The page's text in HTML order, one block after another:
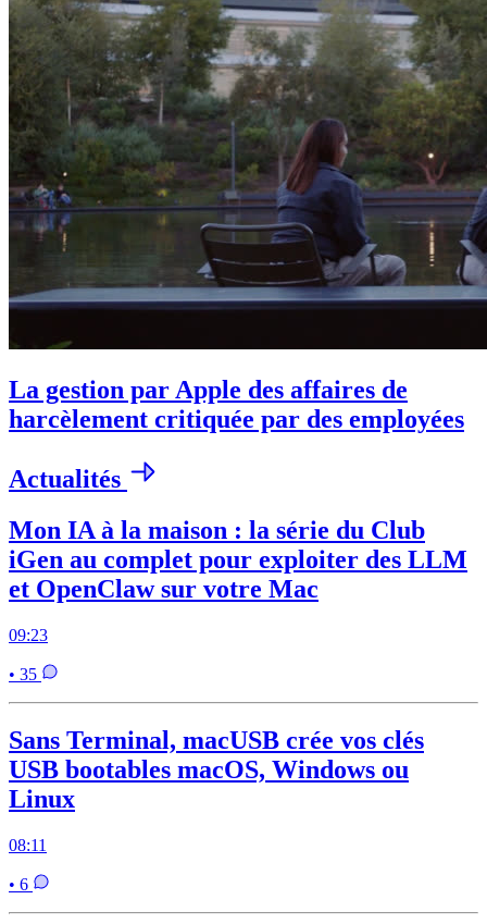
La gestion par Apple des affaires de
harcèlement critiquée par des employées
Actualités
Mon IA à la maison : la série du Club
iGen au complet pour exploiter des LLM
et OpenClaw sur votre Mac
09:23
• 35
Sans Terminal, macUSB crée vos clés
USB bootables macOS, Windows ou
Linux
08:11
• 6